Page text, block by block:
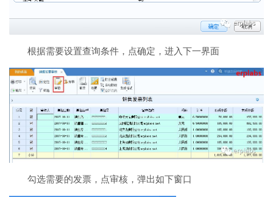
根据需要设置查询条件，点确定，进入下一界面
勾选需要的发票，点审核，弹出如下窗口